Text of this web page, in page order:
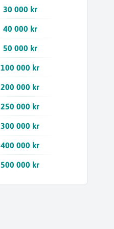
30 000 kr
40 000 kr
50 000 kr
100 000 kr
200 000 kr
250 000 kr
300 000 kr
400 000 kr
500 000 kr